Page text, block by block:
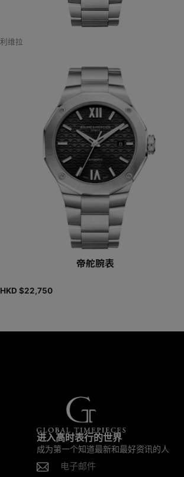
利维拉
帝舵腕表
HKD $22,750
进入高时表行的世界
成为第一个知道最新和最好资讯的人